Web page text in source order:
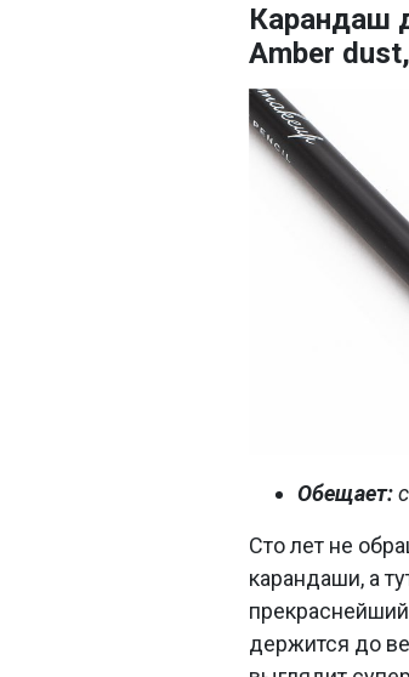
Карандаш
Amber
Обещает:
Сто лет не
карандаши, а
держится до